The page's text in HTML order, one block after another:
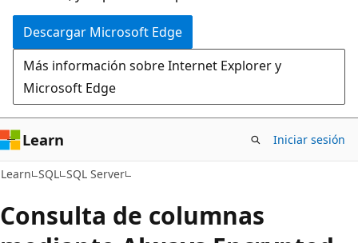
Descargar Microsoft Edge
Más información sobre Internet Explorer y
Microsoft Edge
Learn Iniciar sesión
Learn SQL SQL Server
Consulta de columnas